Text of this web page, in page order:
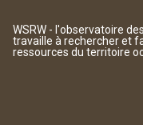
WSRW - l'observatoire
travaille à rechercher et
ressources du territoire